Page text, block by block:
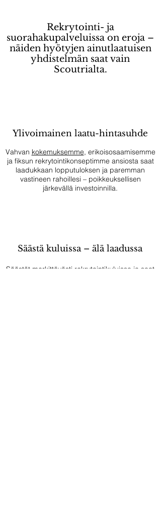
Rekrytointi- ja
suorahakupalveluissa on eroja –
näiden hyötyjen ainutlaatuisen
yhdistelmän saat vain
Scoutrialta.
Ylivoimainen laatu-hintasuhde
Vahvan kokemuksemme, erikoisosaamisemme
ja fiksun rekrytointikonseptimme ansiosta saat
laadukkaan lopputuloksen ja paremman
vastineen rahoillesi – poikkeuksellisen
järkevällä investoinnilla.
Säästä kuluissa – älä laadussa
Säästät merkittävästi rekrytointikuluissa ja saat